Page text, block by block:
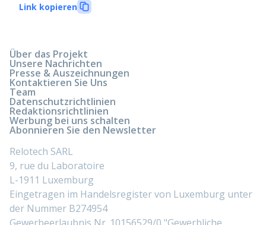
Link kopieren
Über das Projekt
Unsere Nachrichten
Presse & Auszeichnungen
Kontaktieren Sie Uns
Team
Datenschutzrichtlinien
Redaktionsrichtlinien
Werbung bei uns schalten
Abonnieren Sie den Newsletter
Relotech SARL
9, rue du Laboratoire
L-1911 Luxemburg
Eingetragen im Handelsregister von Luxemburg unter
der Nummer B274954